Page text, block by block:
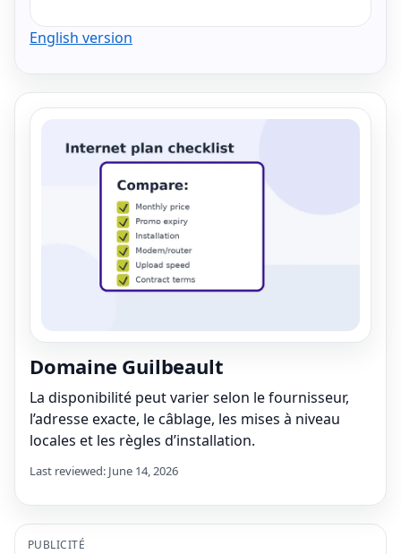
English version
Domaine Guilbeault
La disponibilité peut varier selon le fournisseur,
l’adresse exacte, le câblage, les mises à niveau
locales et les règles d’installation.
Last reviewed: June 14, 2026
PUBLICITÉ